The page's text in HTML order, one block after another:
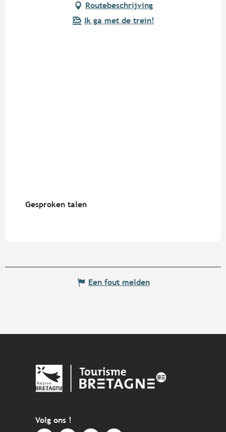
Routebeschrijving
Ik ga met de trein!
Gesproken talen
Gesproken talen
Een fout melden
Volg ons !